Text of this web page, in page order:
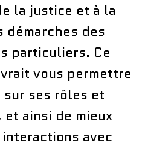
la justice et à la
des
particuliers. Ce
vous permettre
sur ses rôles et
ainsi de mieux
avec